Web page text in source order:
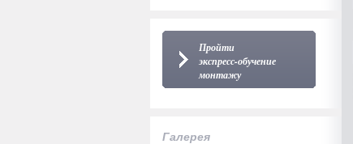
Пройти
экспресс-обучение
монтажу
Галерея